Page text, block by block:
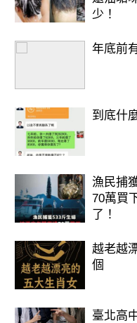
少！
年底前
到底什
漁民捕
70萬買
了！
越老越
個
臺北高